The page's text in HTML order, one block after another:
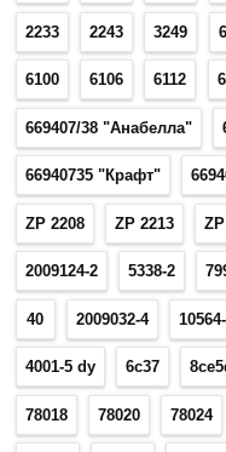
2233 2243 3249
6100 6106 6112
669407/38 "Анабелла"
66940735 "Крафт"
ZP 2208 ZP 2213
2009124-2 5338-2
40 2009032-4
4001-5 dy 6с37
78018 78020 78024